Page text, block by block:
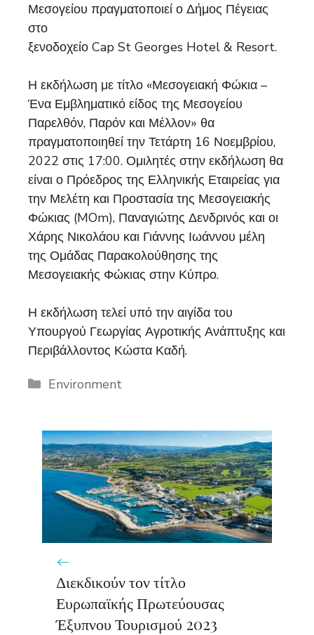
Μεσογείου πραγματοποιεί ο Δήμος Πέγειας
στο
ξενοδοχείο Cap St Georges Hotel & Resort.
Η εκδήλωση με τίτλο «Μεσογειακή Φώκια –
Ένα Εμβληματικό είδος της Μεσογείου
Παρελθόν, Παρόν και Μέλλον» θα
πραγματοποιηθεί την Τετάρτη 16 Νοεμβρίου,
2022 στις 17:00. Ομιλητές στην εκδήλωση θα
είναι ο Πρόεδρος της Ελληνικής Εταιρείας για
την Μελέτη και Προστασία της Μεσογειακής
Φώκιας (MOm), Παναγιώτης Δενδρινός και οι
Χάρης Νικολάου και Γιάννης Ιωάννου μέλη
της Ομάδας Παρακολούθησης της
Μεσογειακής Φώκιας στην Κύπρο.
Η εκδήλωση τελεί υπό την αιγίδα του
Υπουργού Γεωργίας Αγροτικής Ανάπτυξης και
Περιβάλλοντος Κώστα Καδή.
Categories
Environment
Διεκδικούν τον τίτλο
Ευρωπαϊκής Πρωτεύουσας
Έξυπνου Τουρισμού 2023